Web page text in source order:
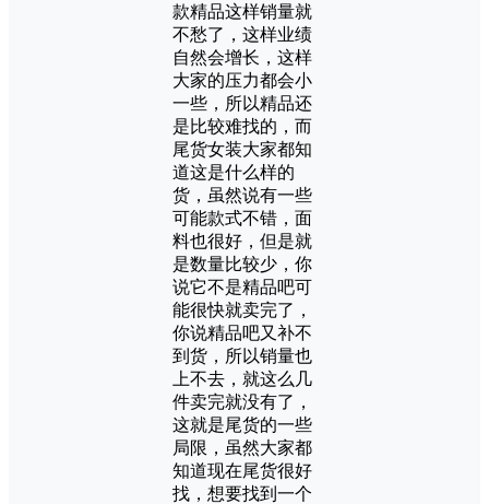
款精品这样销量就
不愁了，这样业绩
自然会增长，这样
大家的压力都会小
一些，所以精品还
是比较难找的，而
尾货女装大家都知
道这是什么样的
货，虽然说有一些
可能款式不错，面
料也很好，但是就
是数量比较少，你
说它不是精品吧可
能很快就卖完了，
你说精品吧又补不
到货，所以销量也
上不去，就这么几
件卖完就没有了，
这就是尾货的一些
局限，虽然大家都
知道现在尾货很好
找，想要找到一个